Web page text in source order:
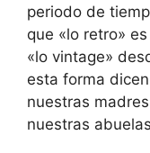
periodo de
que «lo retro»
«lo vintage»
esta forma
nuestras
nuestras